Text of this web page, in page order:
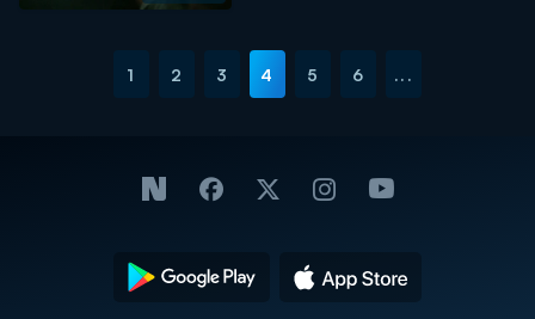
1 2 3 4 5 6 ...